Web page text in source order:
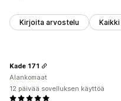
Kirjoita arvostelu
Kade 171
Alankomaat
12 päivää sovelluksen käyttöä